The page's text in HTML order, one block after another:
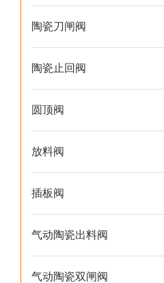
陶瓷刀闸阀
陶瓷止回阀
圆顶阀
放料阀
插板阀
气动陶瓷出料阀
气动陶瓷双闸阀